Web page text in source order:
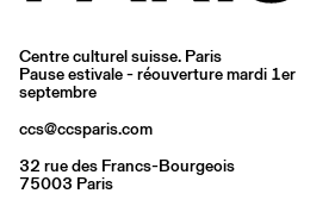
Centre culturel suisse. Paris
Pause estivale - réouverture mardi 1er
septembre
ccs@ccsparis.com
32 rue des Francs-Bourgeois
75003 Paris